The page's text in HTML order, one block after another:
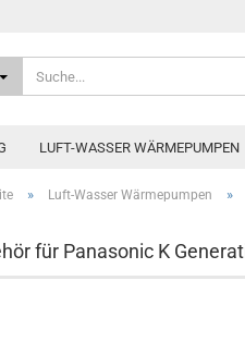
LUFT-WASSER WÄRMEPUMPEN
» Luft-Wasser Wärmepumpen »
für Panasonic K